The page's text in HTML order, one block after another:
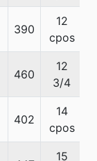
390
12
cpos
460
12
3/4
402
14
cpos
15